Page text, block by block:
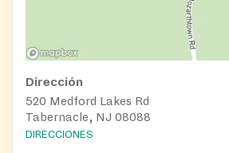
Dirección
520 Medford Lakes Rd
Tabernacle, NJ 08088
DIRECCIONES